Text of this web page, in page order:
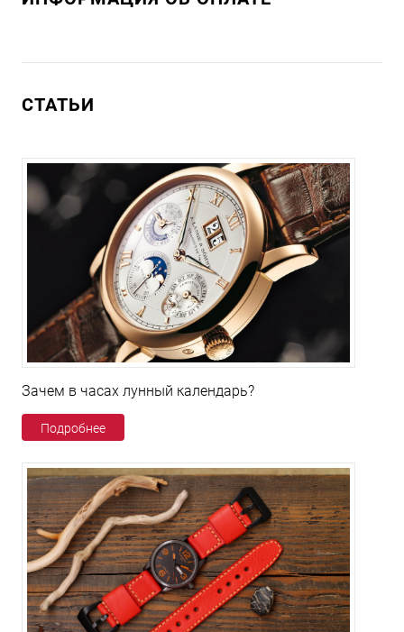
СТАТЬИ
Зачем в часах лунный календарь?
Подробнее